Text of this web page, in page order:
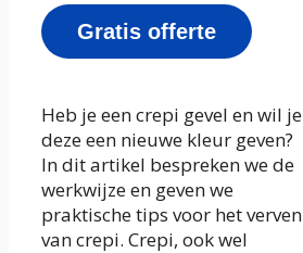
Gratis offerte
Heb je een crepi gevel en wil je
deze een nieuwe kleur geven?
In dit artikel bespreken we de
werkwijze en geven we
praktische tips voor het verven
van crepi. Crepi, ook wel